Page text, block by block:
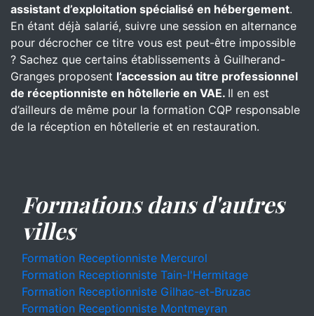
assistant d’exploitation spécialisé en hébergement.
En étant déjà salarié, suivre une session en alternance
pour décrocher ce titre vous est peut-être impossible
? Sachez que certains établissements à Guilherand-
Granges proposent l’accession au titre professionnel
de réceptionniste en hôtellerie en VAE. Il en est
d’ailleurs de même pour la formation CQP responsable
de la réception en hôtellerie et en restauration.
Formations dans d'autres
villes
Formation Receptionniste Mercurol
Formation Receptionniste Tain-l'Hermitage
Formation Receptionniste Gilhac-et-Bruzac
Formation Receptionniste Montmeyran